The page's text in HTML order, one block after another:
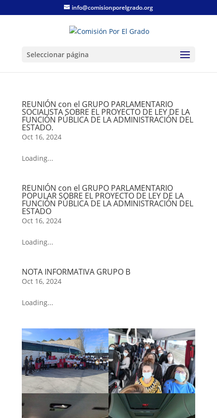
info@comisionporelgrado.org
Seleccionar página
REUNIÓN con el GRUPO PARLAMENTARIO
SOCIALISTA SOBRE EL PROYECTO DE LEY DE LA
FUNCIÓN PÚBLICA DE LA ADMINISTRACIÓN DEL
ESTADO.
Oct 16, 2024
Loading...
REUNIÓN con el GRUPO PARLAMENTARIO
POPULAR SOBRE EL PROYECTO DE LEY DE LA
FUNCIÓN PÚBLICA DE LA ADMINISTRACIÓN DEL
ESTADO
Oct 16, 2024
Loading...
NOTA INFORMATIVA GRUPO B
Oct 16, 2024
Loading...